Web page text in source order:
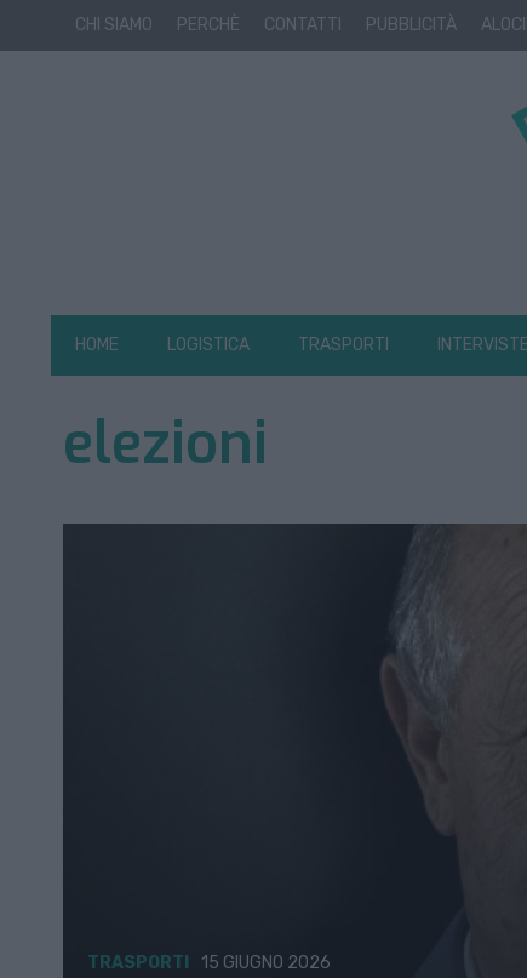
CHI SIAMO PERCHÈ CONTATTI PUBBLICITÀ
HOME LOGISTICA TRASPORTI INTERVISTE
elezioni
TRASPORTI 15 GIUGNO 2026